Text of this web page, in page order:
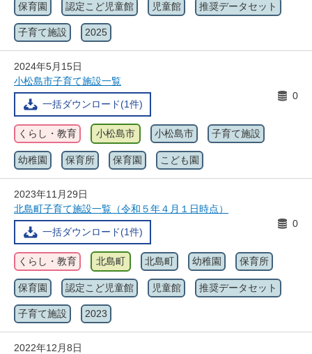
保育園 認定こど児童館 児童館 推奨データセット
子育て施設 2025
2024年5月15日
小松島市子育て施設一覧
一括ダウンロード(1件)
0
くらし・教育 小松島市 小松島市 子育て施設
幼稚園 保育所 保育園 こども園
2023年11月29日
北島町子育て施設一覧（令和５年４月１日時点）
一括ダウンロード(1件)
0
くらし・教育 北島町 北島町 幼稚園 保育所
保育園 認定こど児童館 児童館 推奨データセット
子育て施設 2023
2022年12月8日